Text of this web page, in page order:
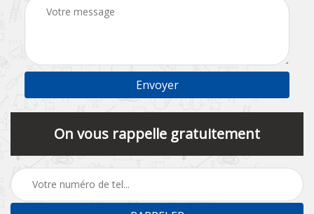
On vous rappelle gratuitement